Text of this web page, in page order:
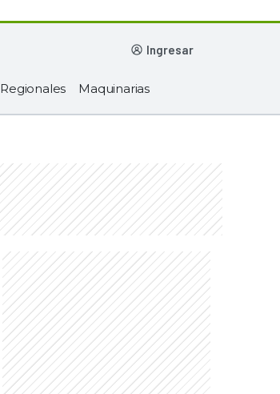
ingresar
Regionales Maquinarias